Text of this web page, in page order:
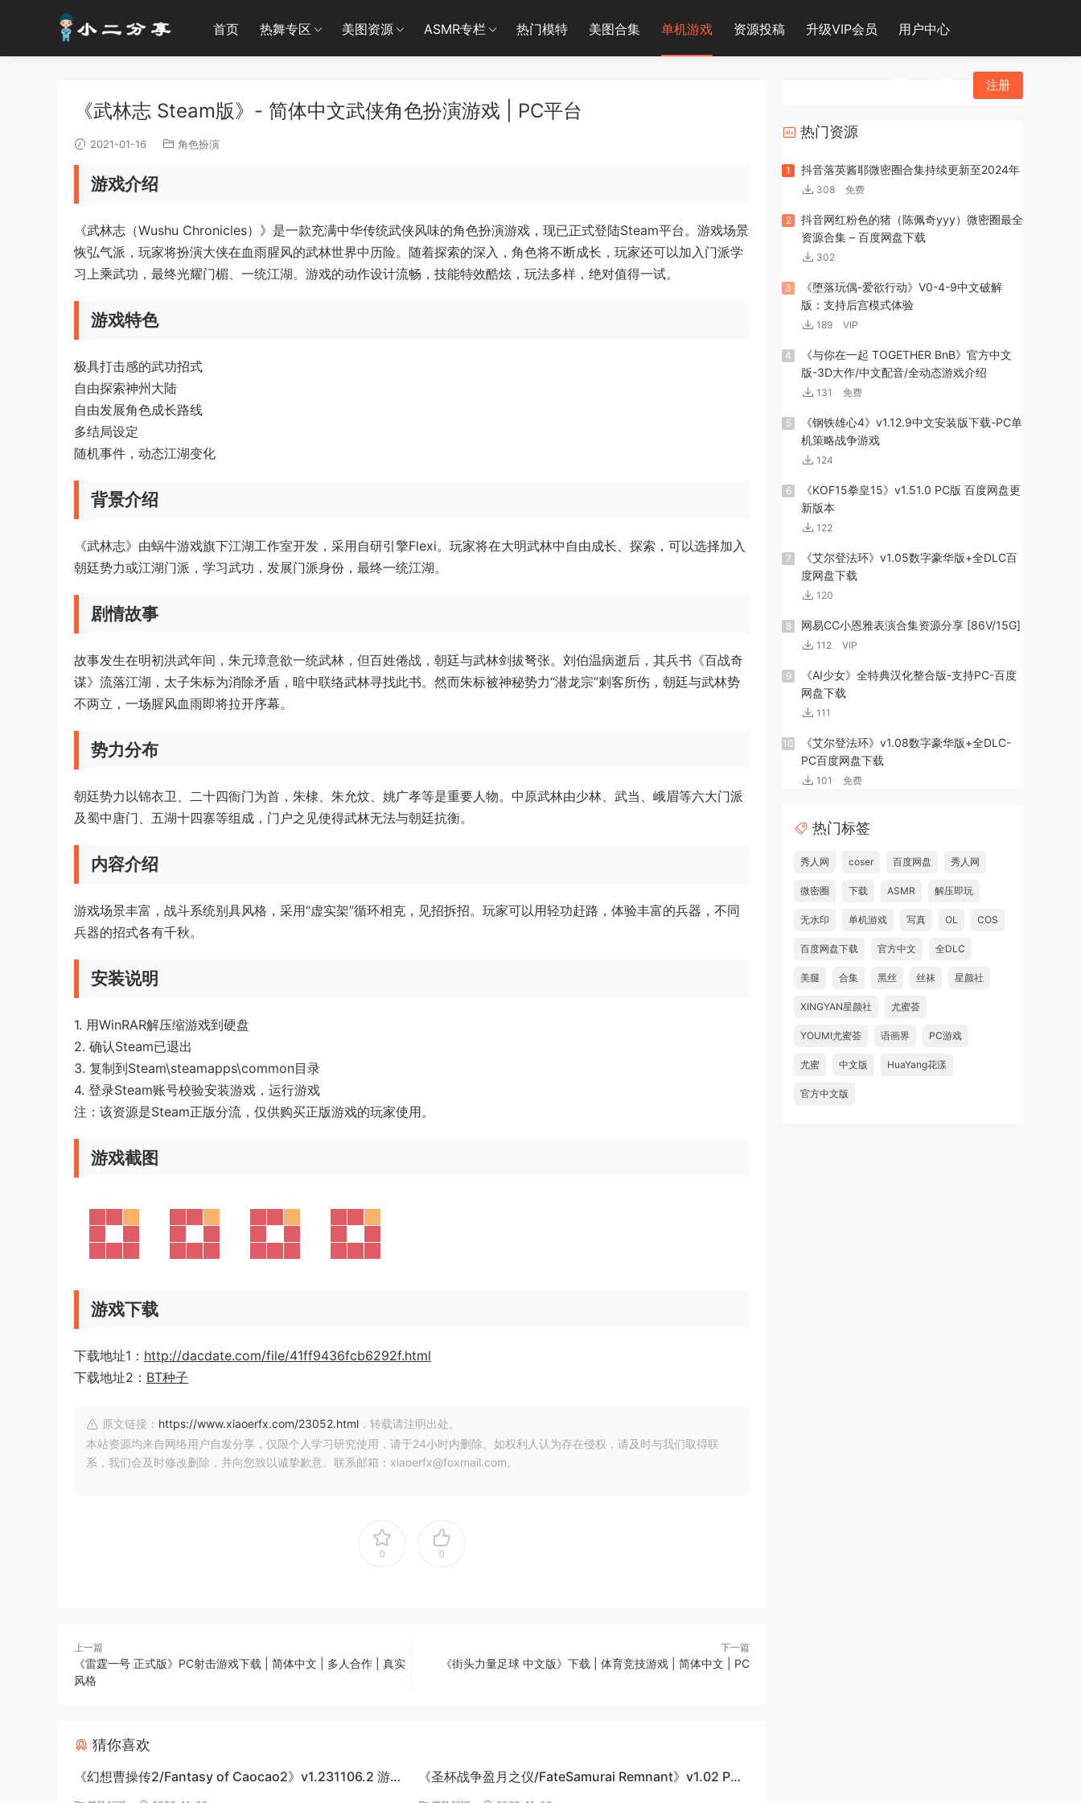
首页 热舞专区 美图资源 ASMR专栏 热门模特 美图合集 单机游戏 资源投稿 升级VIP会员 用户中心
注册
《武林志 Steam版》- 简体中文武侠角色扮演游戏 | PC平台
2021-01-16 角色扮演
游戏介绍
《武林志（Wushu Chronicles）》是一款充满中华传统武侠风味的角色扮演游戏，现已正式登陆Steam平台。游戏场景
恢弘气派，玩家将扮演大侠在血雨腥风的武林世界中历险。随着探索的深入，角色将不断成长，玩家还可以加入门派学
习上乘武功，最终光耀门楣、一统江湖。游戏的动作设计流畅，技能特效酷炫，玩法多样，绝对值得一试。
游戏特色
极具打击感的武功招式
自由探索神州大陆
自由发展角色成长路线
多结局设定
随机事件，动态江湖变化
背景介绍
《武林志》由蜗牛游戏旗下江湖工作室开发，采用自研引擎Flexi。玩家将在大明武林中自由成长、探索，可以选择加入
朝廷势力或江湖门派，学习武功，发展门派身份，最终一统江湖。
剧情故事
故事发生在明初洪武年间，朱元璋意欲一统武林，但百姓倦战，朝廷与武林剑拔弩张。刘伯温病逝后，其兵书《百战奇
谋》流落江湖，太子朱标为消除矛盾，暗中联络武林寻找此书。然而朱标被神秘势力“潜龙宗”刺客所伤，朝廷与武林势
不两立，一场腥风血雨即将拉开序幕。
势力分布
朝廷势力以锦衣卫、二十四衙门为首，朱棣、朱允炆、姚广孝等是重要人物。中原武林由少林、武当、峨眉等六大门派
及蜀中唐门、五湖十四寨等组成，门户之见使得武林无法与朝廷抗衡。
内容介绍
游戏场景丰富，战斗系统别具风格，采用“虚实架”循环相克，见招拆招。玩家可以用轻功赶路，体验丰富的兵器，不同
兵器的招式各有千秋。
安装说明
1. 用WinRAR解压缩游戏到硬盘
2. 确认Steam已退出
3. 复制到Steam\steamapps\common目录
4. 登录Steam账号校验安装游戏，运行游戏
注：该资源是Steam正版分流，仅供购买正版游戏的玩家使用。
游戏截图
游戏下载
下载地址1： http://dacdate.com/file/41ff9436fcb6292f.html
下载地址2： BT种子
原文链接： https://www.xiaoerfx.com/23052.html ，转载请注明出处。
本站资源均来自网络用户自发分享，仅限个人学习研究使用，请于24小时内删除。如权利人认为存在侵权，请及时与我们取得联
系，我们会及时修改删除，并向您致以诚挚歉意。联系邮箱：xiaoerfx@foxmail.com。
0 0
上一篇
《雷霆一号 正式版》PC射击游戏下载 | 简体中文 | 多人合作 | 真实
风格
下一篇
《街头力量足球 中文版》下载 | 体育竞技游戏 | 简体中文 | PC
猜你喜欢
《幻想曹操传2/Fantasy of Caocao2》v1.231106.2 游戏
《圣杯战争盈月之仪/FateSamurai Remnant》v1.02 PC
热门资源
1 抖音落英酱耶微密圈合集持续更新至2024年
308 免费
2
抖音网红粉色的猪（陈佩奇yyy）微密圈最全
资源合集 – 百度网盘下载
302
3
《堕落玩偶-爱欲行动》V0-4-9中文破解
版：支持后宫模式体验
189 VIP
4
《与你在一起 TOGETHER BnB》官方中文
版-3D大作/中文配音/全动态游戏介绍
131 免费
5
《钢铁雄心4》v1.12.9中文安装版下载-PC单
机策略战争游戏
124
6
《KOF15拳皇15》v1.51.0 PC版 百度网盘更
新版本
122
7
《艾尔登法环》v1.05数字豪华版+全DLC百
度网盘下载
120
8 网易CC小恩雅表演合集资源分享 [86V/15G]
112 VIP
9
《AI少女》全特典汉化整合版-支持PC-百度
网盘下载
111
10
《艾尔登法环》v1.08数字豪华版+全DLC-
PC百度网盘下载
101 免费
热门标签
秀人网 coser 百度网盘 秀人网
微密圈 下载 ASMR 解压即玩
无水印 单机游戏 写真 OL COS
百度网盘下载 官方中文 全DLC
美腿 合集 黑丝 丝袜 星颜社
XINGYAN星颜社 尤蜜荟
YOUMI尤蜜荟 语画界 PC游戏
尤蜜 中文版 HuaYang花漾
官方中文版